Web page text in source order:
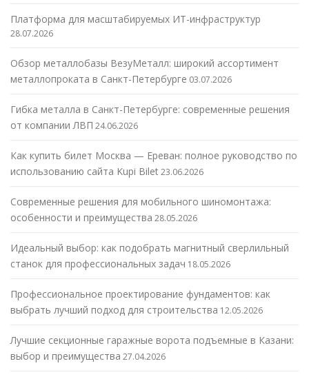
Платформа для масштабируемых ИТ-инфраструктур
28.07.2026
Обзор металлобазы ВезуМеталл: широкий ассортимент
металлопроката в Санкт-Петербурге 03.07.2026
Гибка металла в Санкт-Петербурге: современные решения
от компании ЛВП 24.06.2026
Как купить билет Москва — Ереван: полное руководство по
использованию сайта Kupi Bilet23.06.2026
Современные решения для мобильного шиномонтажа:
особенности и преимущества 28.05.2026
Идеальный выбор: как подобрать магнитный сверлильный
станок для профессиональных задач 18.05.2026
Профессиональное проектирование фундаментов: как
выбрать лучший подход для строительства 12.05.2026
Лучшие секционные гаражные ворота подъемные в Казани:
выбор и преимущества 27.04.2026